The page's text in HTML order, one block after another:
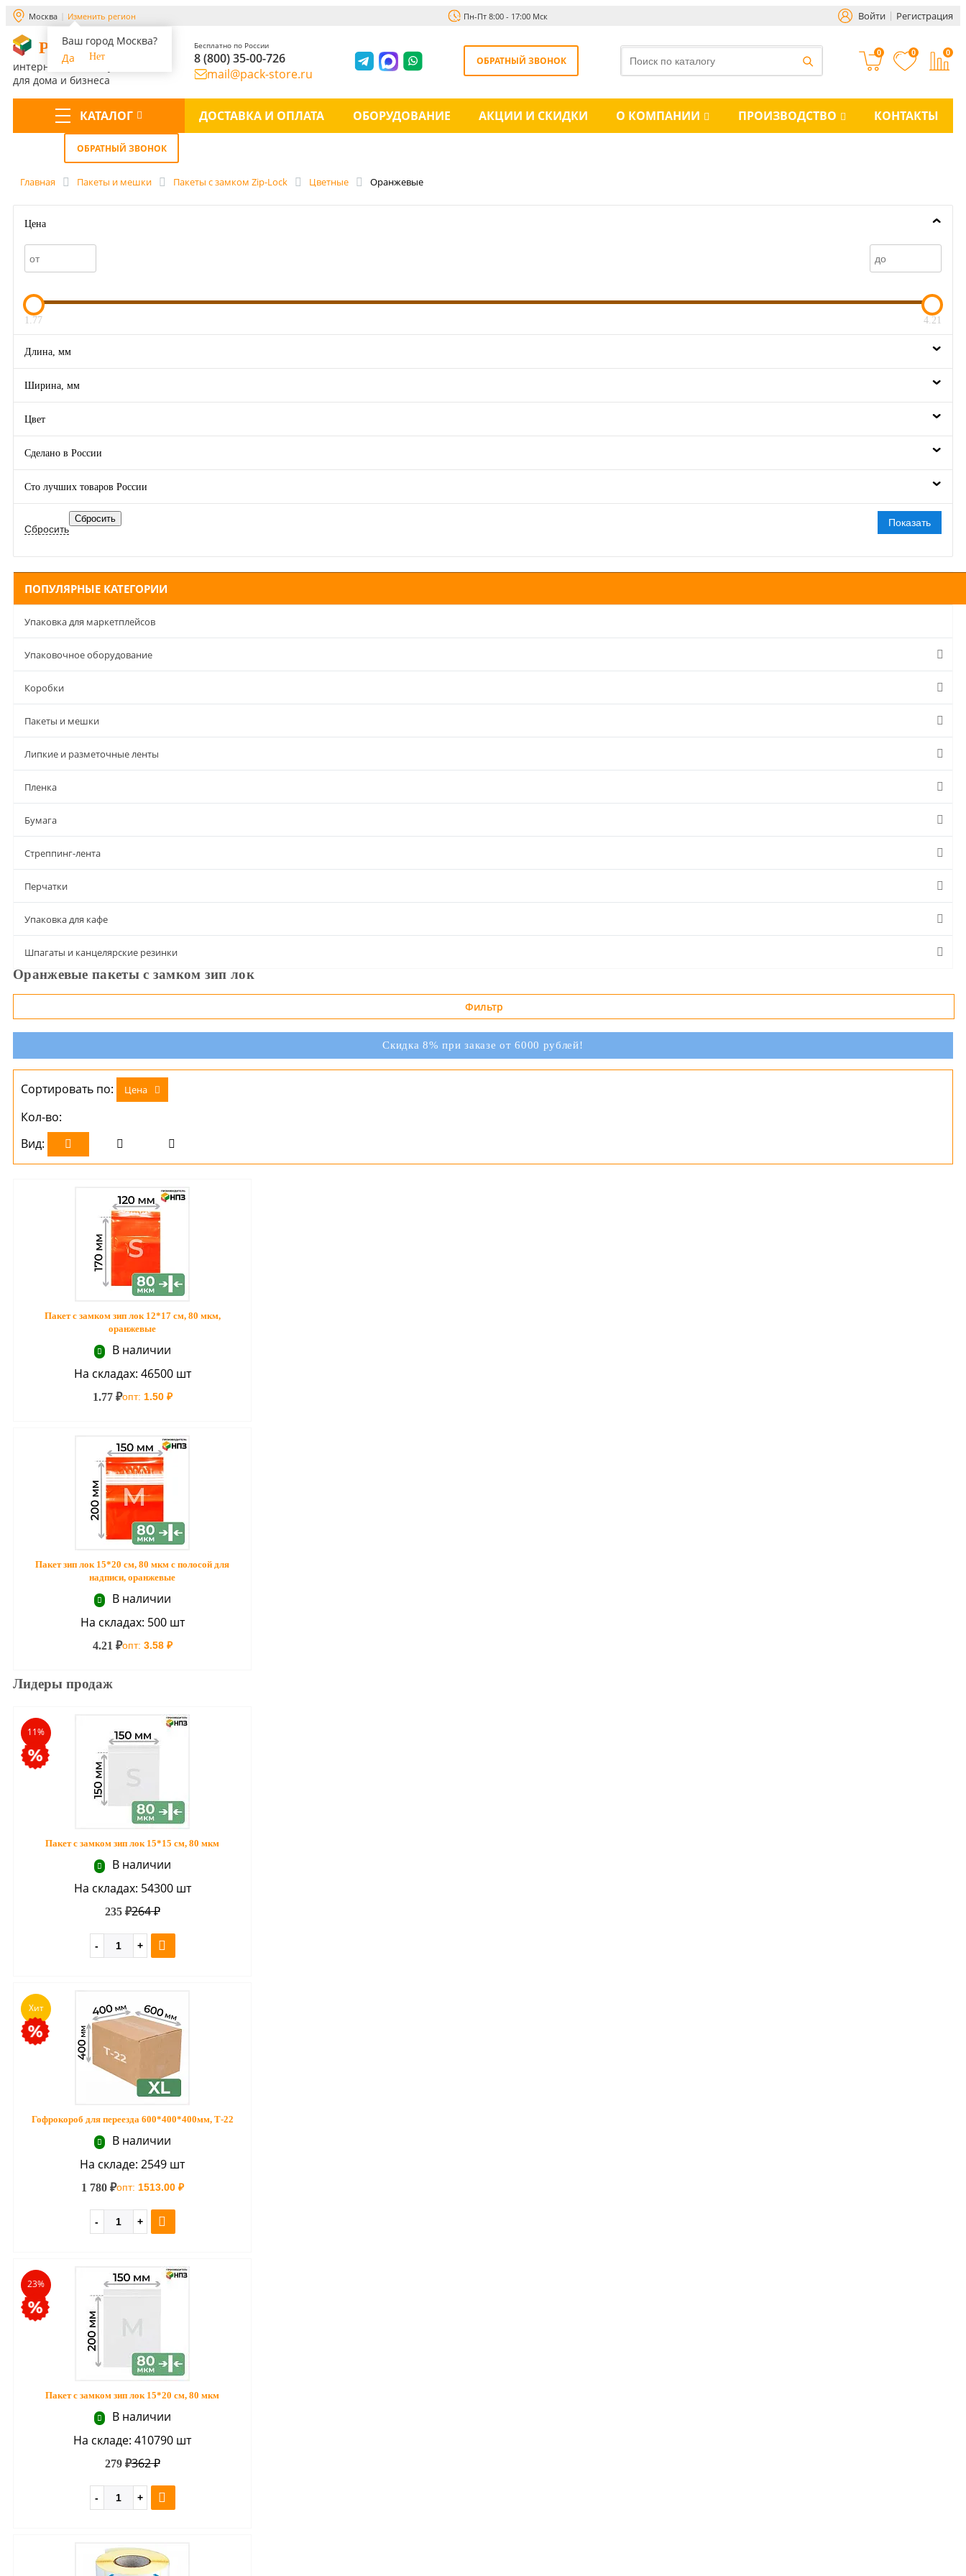
Москва Изменить регион
Ваш город Москва?
Да
Нет
Пн-Пт 8:00 - 17:00 Мск Войти Регистрация
PACK-STORE
интернет-магазин упаковки
для дома и бизнеса
Бесплатно по России
8 (800) 35-00-726
mail@pack-store.ru
ОБРАТНЫЙ ЗВОНОК
0 0 0
КАТАЛОГ ДОСТАВКА И ОПЛАТА ОБОРУДОВАНИЕ АКЦИИ И СКИДКИ О КОМПАНИИ ПРОИЗВОДСТВО КОНТАКТЫ
ОБРАТНЫЙ ЗВОНОК
Главная Пакеты и мешки Пакеты с замком Zip-Lock Цветные Оранжевые
Цена
1.77 4.21
Длина, мм
Ширина, мм
Цвет
Сделано в России
Сто лучших товаров России
ПОПУЛЯРНЫЕ КАТЕГОРИИ
Упаковка для маркетплейсов
Упаковочное оборудование
Коробки
Пакеты и мешки
Липкие и разметочные ленты
Пленка
Бумага
Стреппинг-лента
Перчатки
Упаковка для кафе
Шпагаты и канцелярские резинки
Оранжевые пакеты с замком зип лок
Фильтр
Скидка 8% при заказе от 6000 рублей!
Сортировать по: Цена
Кол-во:
Вид:
Пакет с замком зип лок 12*17 см, 80 мкм,
оранжевые
В наличии
На складах: 46500 шт
1.77 ₽опт: 1.50 ₽
Пакет зип лок 15*20 см, 80 мкм с полосой для
надписи, оранжевые
В наличии
На складах: 500 шт
4.21 ₽опт: 3.58 ₽
Лидеры продаж
11%
Пакет с замком зип лок 15*15 см, 80 мкм
В наличии
На складах: 54300 шт
264 ₽
235 ₽
Хит
Гофрокороб для переезда 600*400*400мм, Т-22
В наличии
На складе: 2549 шт
1 780 ₽опт: 1513.00 ₽
23%
Пакет с замком зип лок 15*20 см, 80 мкм
В наличии
На складе: 410790 шт
362 ₽
279 ₽